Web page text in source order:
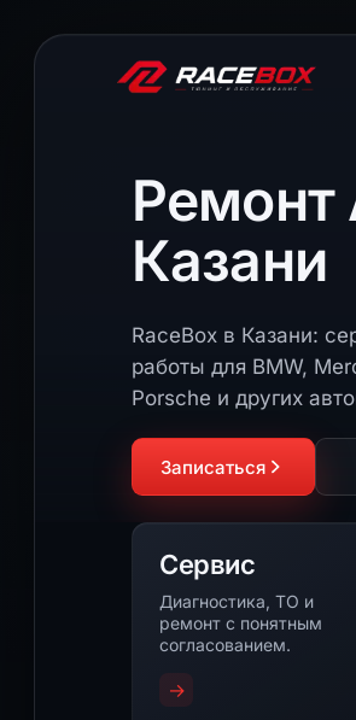
Ремонт
Казани
RaceBox в Казани:
работы для BMW,
Porsche и других
Записаться
Сервис
Диагностика, ТО и
ремонт с понятным
согласованием.
→